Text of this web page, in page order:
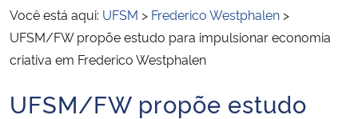
Ministério das Relações Exteriores
Ministério da Economia
Ministério da Infraestrutura
Você está aqui: UFSM > Frederico Westphalen >
UFSM/FW propõe estudo para impulsionar economia
criativa em Frederico Westphalen
Início do conteúdo
UFSM/FW propõe estudo